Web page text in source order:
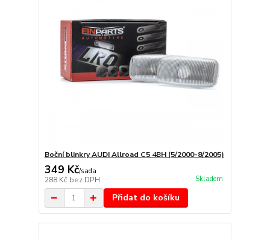
Boční blinkry AUDI Allroad C5 4BH (5/2000-8/2005)
349 Kč/sada
288 Kč bez DPH Skladem
Přidat do košíku